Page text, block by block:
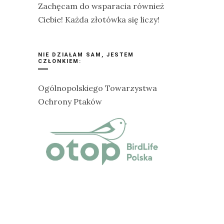
Zachęcam do wsparacia również
Ciebie! Każda złotówka się liczy!
NIE DZIAŁAM SAM, JESTEM
CZŁONKIEM:
Ogólnopolskiego Towarzystwa
Ochrony Ptaków